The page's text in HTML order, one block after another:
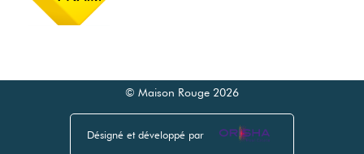
© Maison Rouge 2026
Désigné et développé par